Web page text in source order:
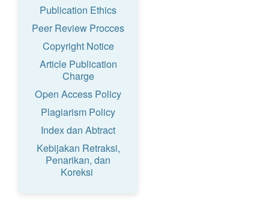
Publication Ethics
Peer Review Procces
Copyright Notice
Article Publication
Charge
Open Access Policy
Plagiarism Policy
Index dan Abtract
Kebijakan Retraksi,
Penarikan, dan
Koreksi